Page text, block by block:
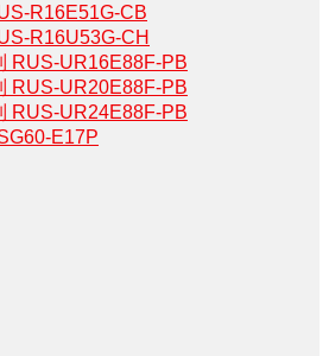
R16E51G-CB
R16U53G-CH
RUS-UR16E88F-PB
RUS-UR20E88F-PB
RUS-UR24E88F-PB
E17P